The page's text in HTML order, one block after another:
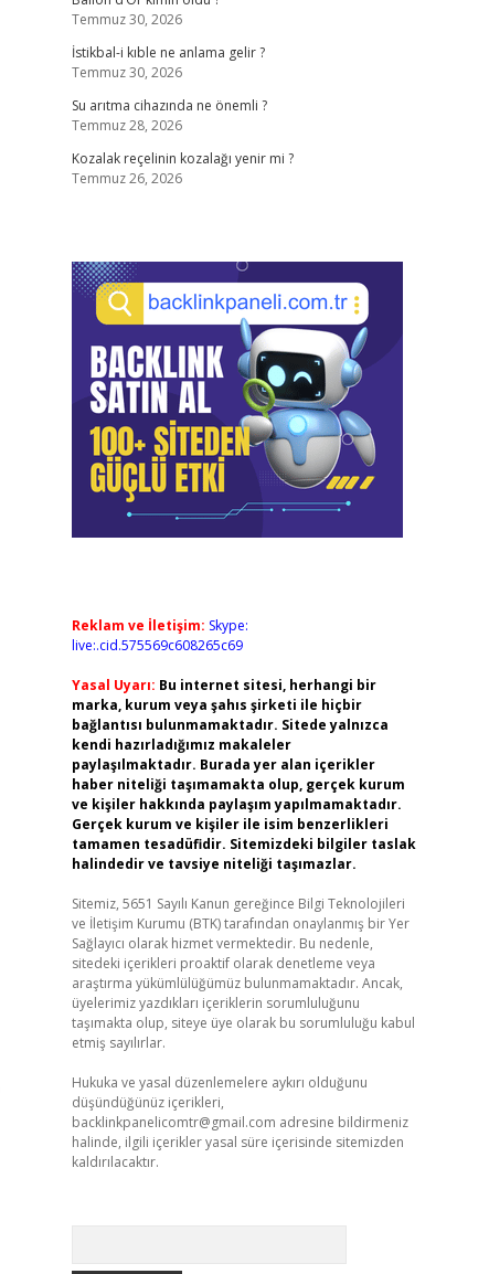
Temmuz 30, 2026
İstikbal-i kıble ne anlama gelir ?
Temmuz 30, 2026
Su arıtma cihazında ne önemli ?
Temmuz 28, 2026
Kozalak reçelinin kozalağı yenir mi ?
Temmuz 26, 2026
Reklam ve İletişim: Skype:
live:.cid.575569c608265c69
Yasal Uyarı: Bu internet sitesi, herhangi bir
marka, kurum veya şahıs şirketi ile hiçbir
bağlantısı bulunmamaktadır. Sitede yalnızca
kendi hazırladığımız makaleler
paylaşılmaktadır. Burada yer alan içerikler
haber niteliği taşımamakta olup, gerçek kurum
ve kişiler hakkında paylaşım yapılmamaktadır.
Gerçek kurum ve kişiler ile isim benzerlikleri
tamamen tesadüfidir. Sitemizdeki bilgiler taslak
halindedir ve tavsiye niteliği taşımazlar.
Sitemiz, 5651 Sayılı Kanun gereğince Bilgi Teknolojileri
ve İletişim Kurumu (BTK) tarafından onaylanmış bir Yer
Sağlayıcı olarak hizmet vermektedir. Bu nedenle,
sitedeki içerikleri proaktif olarak denetleme veya
araştırma yükümlülüğümüz bulunmamaktadır. Ancak,
üyelerimiz yazdıkları içeriklerin sorumluluğunu
taşımakta olup, siteye üye olarak bu sorumluluğu kabul
etmiş sayılırlar.
Hukuka ve yasal düzenlemelere aykırı olduğunu
düşündüğünüz içerikleri,
backlinkpanelicomtr@gmail.com adresine bildirmeniz
halinde, ilgili içerikler yasal süre içerisinde sitemizden
kaldırılacaktır.